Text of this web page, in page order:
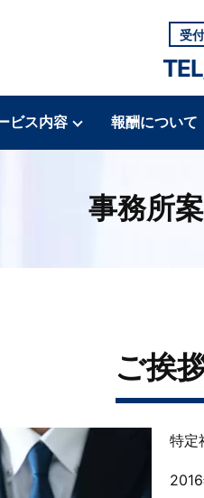
ビス内容 報酬について
受
事務所
ご挨
特定